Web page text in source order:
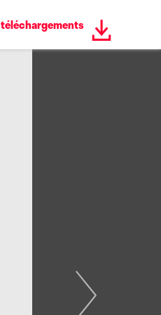
téléchargements